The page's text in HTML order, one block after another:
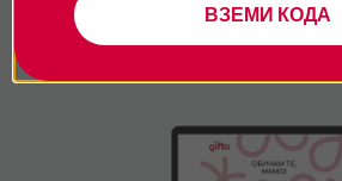
Подарявай
ВЗЕМИ КОДА